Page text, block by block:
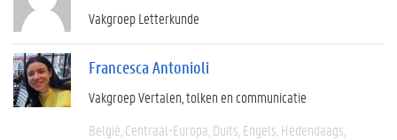
Vakgroep Letterkunde
Francesca Antonioli
Vakgroep Vertalen, tolken en communicatie
België Centraal-Europa Duits Engels Hedendaags